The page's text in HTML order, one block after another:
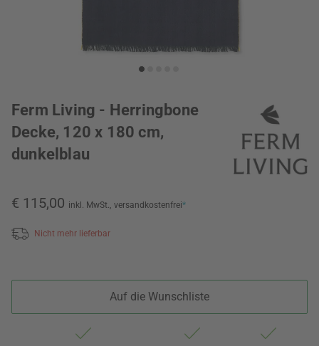
Ferm Living - Herringbone
Decke, 120 x 180 cm,
dunkelblau
€ 115,00 inkl. MwSt., versandkostenfrei*
Nicht mehr lieferbar
Auf die Wunschliste